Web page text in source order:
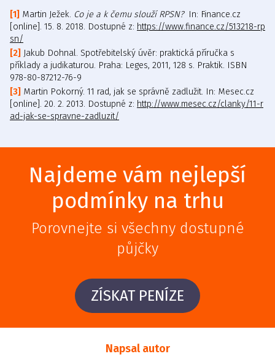
Martin Ježek. Co je a k čemu slouží RPSN? In: Finance.cz
[online]. 15. 8. 2018. Dostupné z: https://www.finance.cz/513218-rp
sn/
Jakub Dohnal. Spotřebitelský úvěr: praktická příručka s
příklady a judikaturou. Praha: Leges, 2011, 128 s. Praktik. ISBN
978-80-87212-76-9
Martin Pokorný. 11 rad, jak se správně zadlužit. In: Mesec.cz
[online]. 20. 2. 2013. Dostupné z: http://www.mesec.cz/clanky/11-r
ad-jak-se-spravne-zadluzit/
Najdeme vám nejlepší
podmínky na trhu
Porovnejte si všechny dostupné
půjčky
ZÍSKAT PENÍZE
Napsal autor